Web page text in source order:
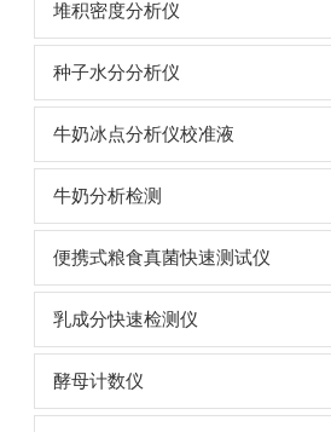
堆积密度分析仪
种子水分分析仪
牛奶冰点分析仪校准液
牛奶分析检测
便携式粮食真菌快速测试仪
乳成分快速检测仪
酵母计数仪